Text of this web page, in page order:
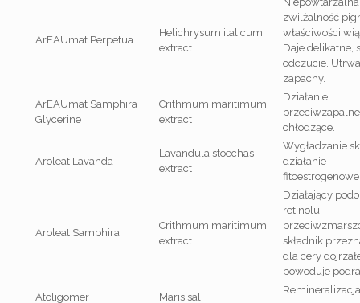
ArEAUmat Perpetua
Helichrysum italicum
extract
zwilżalność
właściwości
Daje delikatne,
odczucie.
zapachy.
ArEAUmat Samphira
Glycerine
Crithmum maritimum
extract
Działanie
chłodzące.
Aroleat Lavanda
Lavandula stoechas
extract
Wygładzanie
działanie
Aroleat Samphira
Crithmum maritimum
extract
Działający
retinolu,
składnik
dla cery
powoduje
Atoligomer Maris sal